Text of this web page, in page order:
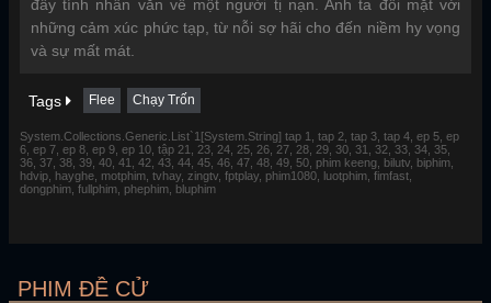
đầy tính nhân văn về một người tị nạn. Anh ta đối mặt với
những cảm xúc phức tạp, từ nỗi sợ hãi cho đến niềm hy vọng
và sự mất mát.
Tags Flee Chạy Trốn
System.Collections.Generic.List`1[System.String] tap 1, tap 2, tap 3, tap 4, ep 5, ep
6, ep 7, ep 8, ep 9, ep 10, tập 21, 23, 24, 25, 26, 27, 28, 29, 30, 31, 32, 33, 34, 35,
36, 37, 38, 39, 40, 41, 42, 43, 44, 45, 46, 47, 48, 49, 50, phim keeng, bilutv, biphim,
hdvip, hayghe, motphim, tvhay, zingtv, fptplay, phim1080, luotphim, fimfast,
dongphim, fullphim, phephim, bluphim
PHIM ĐỀ CỬ